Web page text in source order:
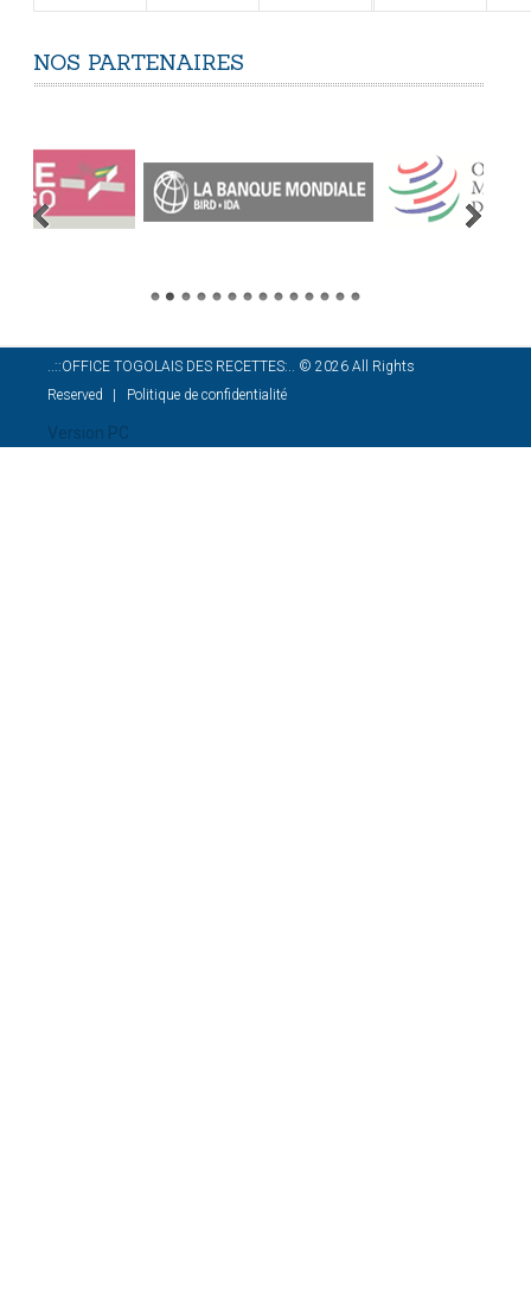
NOS PARTENAIRES
..::OFFICE TOGOLAIS DES RECETTES:.. © 2026 All Rights
Reserved
Politique de confidentialité
Version PC